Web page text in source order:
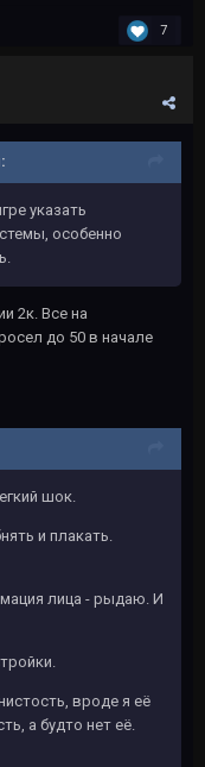
7
указать
особенно
2к. Все на
до 50 в начале
шок.
и плакать.
лица - рыдаю. И
вроде я её
а будто нет её.